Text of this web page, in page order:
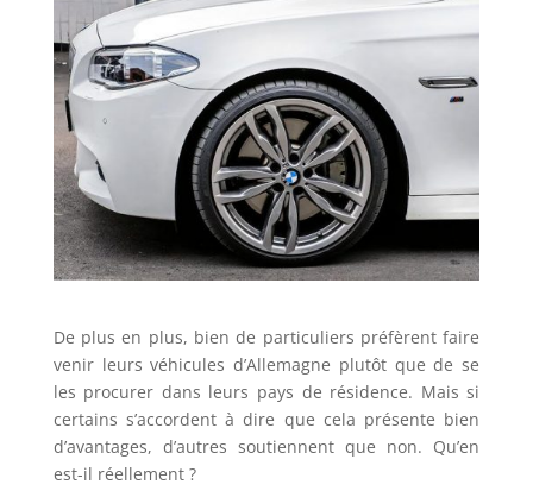
De plus en plus, bien de particuliers préfèrent faire
venir leurs véhicules d’Allemagne plutôt que de se
les procurer dans leurs pays de résidence. Mais si
certains s’accordent à dire que cela présente bien
d’avantages, d’autres soutiennent que non. Qu’en
est-il réellement ?